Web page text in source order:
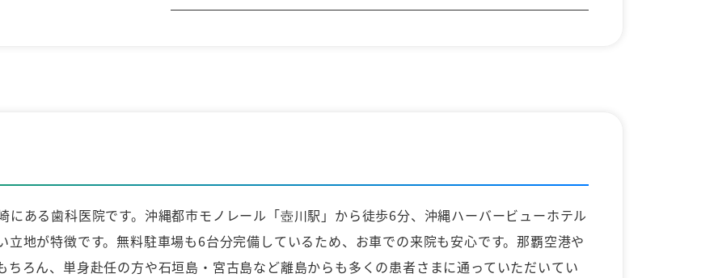
にある歯科医院です。沖縄都市モノレール「壺川駅」から徒歩6分、沖縄ハーバービューホテル
地が特徴です。無料駐車場も6台分完備しているため、お車での来院も安心です。那覇空港や
ろん、単身赴任の方や石垣島・宮古島など離島からも多くの患者さまに通っていただいてい